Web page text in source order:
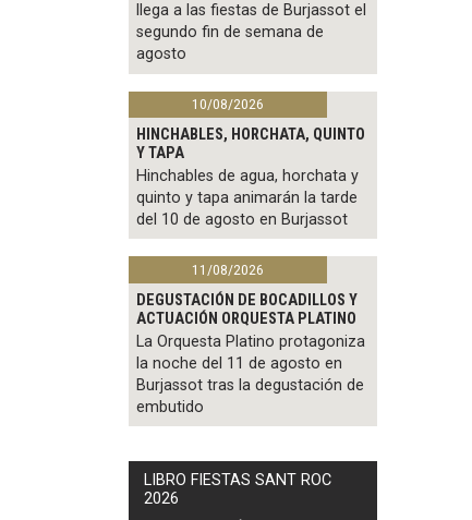
llega a las fiestas de Burjassot el
segundo fin de semana de
agosto
10/08/2026
HINCHABLES, HORCHATA, QUINTO
Y TAPA
Hinchables de agua, horchata y
quinto y tapa animarán la tarde
del 10 de agosto en Burjassot
11/08/2026
DEGUSTACIÓN DE BOCADILLOS Y
ACTUACIÓN ORQUESTA PLATINO
La Orquesta Platino protagoniza
la noche del 11 de agosto en
Burjassot tras la degustación de
embutido
LIBRO FIESTAS SANT ROC
2026